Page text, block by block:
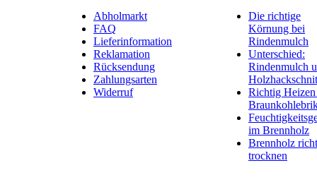
Abholmarkt
FAQ
Lieferinformation
Reklamation
Rücksendung
Zahlungsarten
Widerruf
Die richtige
Körnung bei
Rindenmulch
Unterschied:
Rindenmulch
Richtig
im Brennholz
Brennholz
trocknen